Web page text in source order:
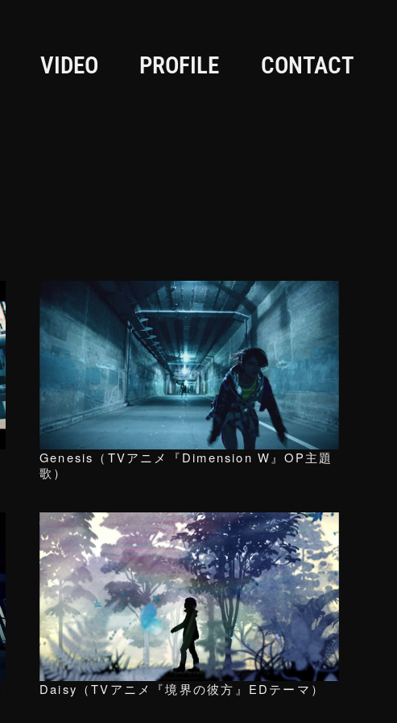
VIDEO PROFILE CONTACT
Genesis（TVアニメ『Dimension W』OP主題
歌）
Daisy（TVアニメ『境界の彼方』EDテーマ）